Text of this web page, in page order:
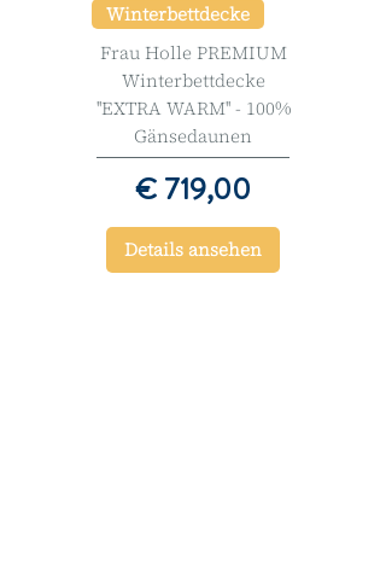
Winterbettdecke
Frau Holle PREMIUM
Winterbettdecke
''EXTRA WARM'' - 100%
Gänsedaunen
Preis
€ 719,00
Details ansehen